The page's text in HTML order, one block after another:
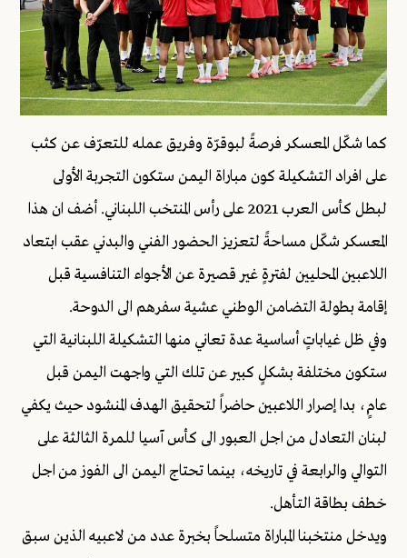
كما شكّل المعسكر فرصةً لبوقرّة وفريق عمله للتعرّف عن كثب
على افراد التشكيلة كون مباراة اليمن ستكون التجربة الأولى
لبطل كأس العرب 2021 على رأس المنتخب اللبناني. أضف ان هذا
المعسكر شكّل مساحةً لتعزيز الحضور الفني والبدني عقب ابتعاد
اللاعبين المحليين لفترةٍ غير قصيرة عن الأجواء التنافسية قبل
إقامة بطولة التضامن الوطني عشية سفرهم الى الدوحة.
وفي ظل غياباتٍ أساسية عدة تعاني منها التشكيلة اللبنانية التي
ستكون مختلفة بشكلٍ كبير عن تلك التي واجهت اليمن قبل
عامٍ، بدا إصرار اللاعبين حاضراً لتحقيق الهدف المنشود حيث يكفي
لبنان التعادل من اجل العبور الى كأس آسيا للمرة الثالثة على
التوالي والرابعة في تاريخه، بينما تحتاج اليمن الى الفوز من اجل
خطف بطاقة التأهل.
ويدخل منتخبنا المباراة متسلحاً بخبرة عدد من لاعبيه الذين سبق